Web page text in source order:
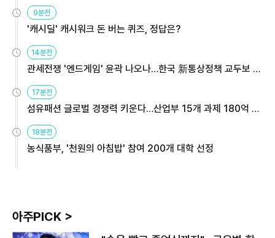
9분전
'캐시딜' 캐시워크 돈 버는 퀴즈, 정답은?
14분전
관세전쟁 '엔드게임' 윤곽 나오나…한국 新통상정책 교두보 활
용해야
17분전
섬유패션 글로벌 경쟁력 키운다…산업부 15개 과제 180억 지
원
18분전
농식품부, '천원의 아침밥' 참여 200개 대학 선정
아주PICK >